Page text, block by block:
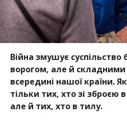
Війна змушує суспільство
ворогом, але й
всередині нашої країни.
тільки тих, хто зі зброєю
але й тих, хто в тилу.